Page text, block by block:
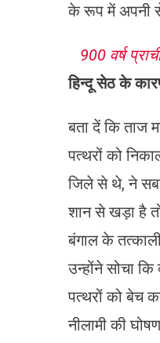
के रूप में अपनी
900 वर्ष
हिन्दू सेठ के
बता दें कि ताज
पत्थरों को
जिले से थे, ने
शान से खड़ा है
बंगाल के
उन्होंने सोचा
पत्थरों को बेच
नीलामी की